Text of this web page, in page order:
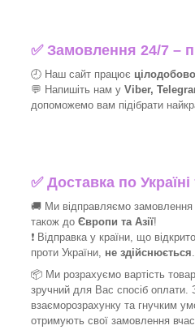
✅Замовлення 24/7 –
🕘 Наш сайт працює цілодобово
💬 Напишіть нам у Viber,
допоможемо вам підібрати
✅Доставка по
🚚 Ми відправляємо замовлення
також до Європи та Азії!
❗ Відправка у країни, що
проти України, не здійснюється
📦 Ми розрахуємо вартість
зручний для Вас спосіб оплати.
взаєморозрахунку та гнучким
отримують свої замовлення